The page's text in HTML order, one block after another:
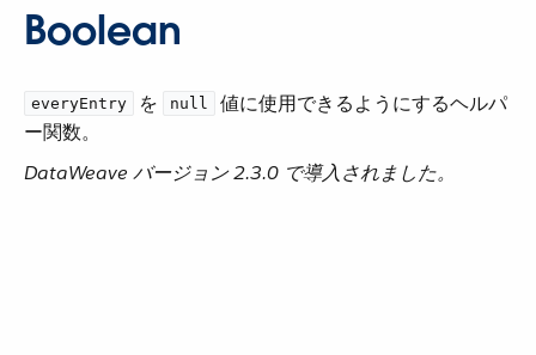
Boolean
everyEntry ​ を ​ null
​ 値に使用できるようにするヘルパ
ー関数。
DataWeave バージョン 2.3.0 で導入されました。